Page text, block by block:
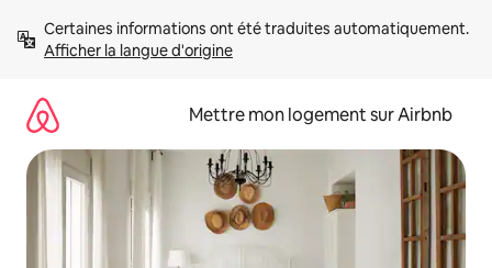
directement
Afficher la langue d'origine
Mettre mon logement sur Airbnb